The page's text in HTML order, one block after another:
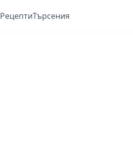
РецептиТърсения